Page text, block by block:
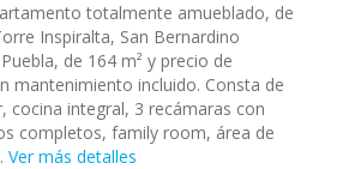
totalmente amueblado, de
Inspiralta, San Bernardino
de 164 m² y precio de
mantenimiento incluido. Consta de
cocina integral, 3 recámaras con
completos, family room, área de
Ver más detalles